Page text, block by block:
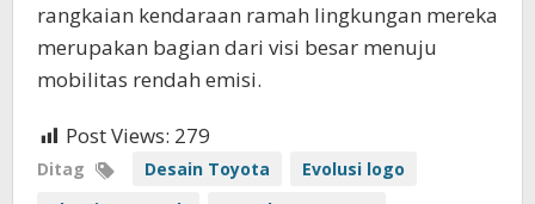
rangkaian kendaraan ramah lingkungan mereka
merupakan bagian dari visi besar menuju
mobilitas rendah emisi.
Post Views: 279
Ditag Desain Toyota
Evolusi logo